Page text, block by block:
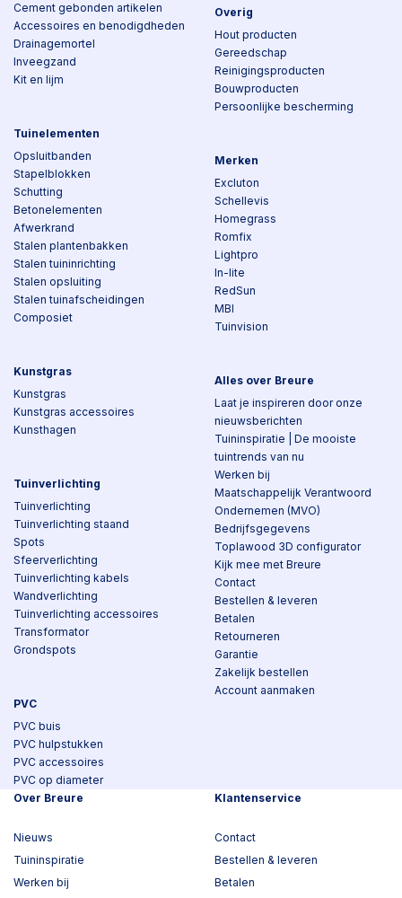
Cement gebonden artikelen
Accessoires en benodigdheden
Drainagemortel
Inveegzand
Kit en lijm
Tuinelementen
Opsluitbanden
Stapelblokken
Schutting
Betonelementen
Afwerkrand
Stalen plantenbakken
Stalen tuininrichting
Stalen opsluiting
Stalen tuinafscheidingen
Composiet
Kunstgras
Kunstgras
Kunstgras accessoires
Kunsthagen
Tuinverlichting
Tuinverlichting
Tuinverlichting staand
Spots
Sfeerverlichting
Tuinverlichting kabels
Wandverlichting
Tuinverlichting accessoires
Transformator
Grondspots
PVC
PVC buis
PVC hulpstukken
PVC accessoires
PVC op diameter
Overig
Hout producten
Gereedschap
Reinigingsproducten
Bouwproducten
Persoonlijke bescherming
Merken
Excluton
Schellevis
Homegrass
Romfix
Lightpro
In-lite
RedSun
MBI
Tuinvision
Alles over Breure
Laat je inspireren door onze
nieuwsberichten
Tuininspiratie | De mooiste
tuintrends van nu
Werken bij
Maatschappelijk Verantwoord
Ondernemen (MVO)
Bedrijfsgegevens
Toplawood 3D configurator
Kijk mee met Breure
Contact
Bestellen & leveren
Betalen
Retourneren
Garantie
Zakelijk bestellen
Account aanmaken
Over Breure
Nieuws
Tuininspiratie
Werken bij
Klantenservice
Contact
Bestellen & leveren
Betalen